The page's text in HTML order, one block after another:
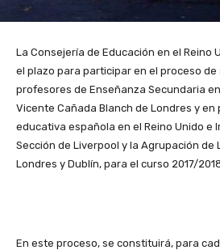
La Consejería de Educación en el Reino
el plazo para participar en el proceso
profesores de Enseñanza Secundaria
Vicente Cañada Blanch de Londres y en
educativa española en el Reino Unido e
Sección de Liverpool y la Agrupación de
Londres y Dublín, para el curso 2017/
En este proceso, se constituirá, para